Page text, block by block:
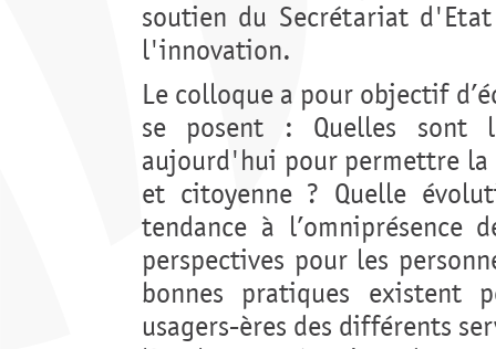
soutien du Secrétariat
l'innovation.
Le colloque a pour objectif
se posent : Quelles sont
aujourd'hui pour permettre
et citoyenne ? Quelle
tendance à l’omniprésence
perspectives pour les
bonnes pratiques existent
usagers-ères des différents